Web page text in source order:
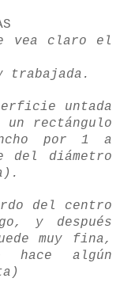
vea claro el
trabajada.
untada
un rectángulo
por 1 a
del diámetro
del centro
y después
muy fina,
hace algún